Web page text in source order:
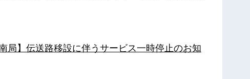
局】伝送路移設に伴うサービス一時停止のお知